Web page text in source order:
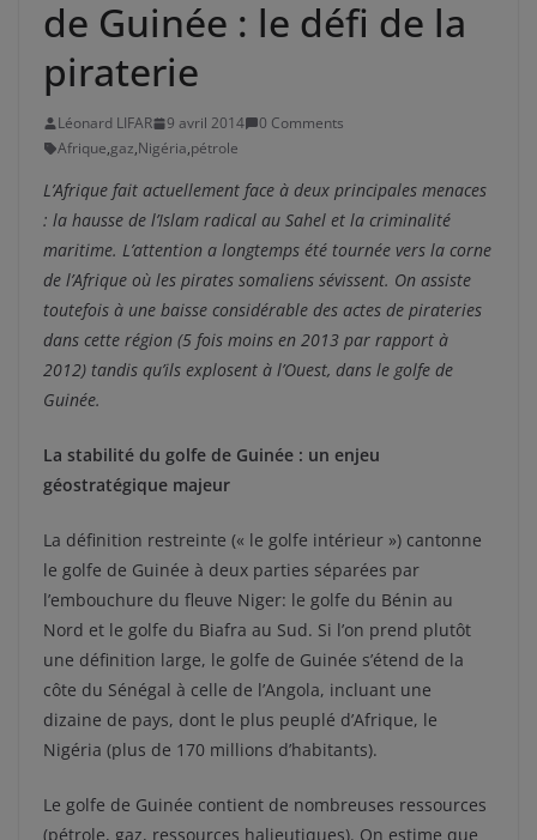
de Guinée : le défi de la
piraterie
Léonard LIFAR 9 avril 2014
0 Comments
Afrique,gaz,Nigéria,pétrole
L’Afrique fait actuellement face à deux principales menaces
: la hausse de l’Islam radical au Sahel et la criminalité
maritime. L’attention a longtemps été tournée vers la corne
de l’Afrique où les pirates somaliens sévissent. On assiste
toutefois à une baisse considérable des actes de pirateries
dans cette région (5 fois moins en 2013 par rapport à
2012) tandis qu’ils explosent à l’Ouest, dans le golfe de
Guinée.
La stabilité du golfe de Guinée : un enjeu
géostratégique majeur
La définition restreinte (« le golfe intérieur ») cantonne
le golfe de Guinée à deux parties séparées par
l’embouchure du fleuve Niger: le golfe du Bénin au
Nord et le golfe du Biafra au Sud. Si l’on prend plutôt
une définition large, le golfe de Guinée s’étend de la
côte du Sénégal à celle de l’Angola, incluant une
dizaine de pays, dont le plus peuplé d’Afrique, le
Nigéria (plus de 170 millions d’habitants).
Le golfe de Guinée contient de nombreuses ressources
(pétrole, gaz, ressources halieutiques). On estime que